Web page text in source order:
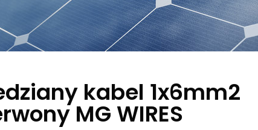
kabel 1x6mm2
MG WIRES